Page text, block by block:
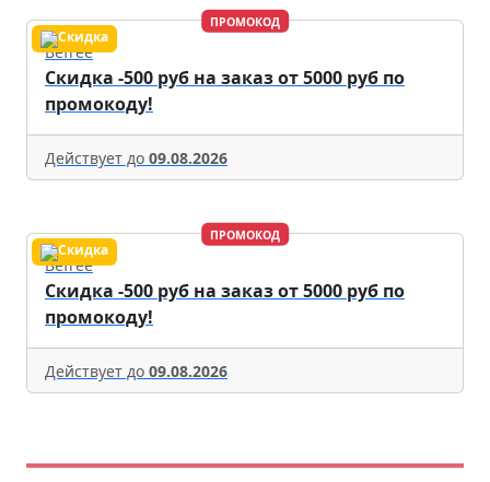
ПРОМОКОД
Befree
Скидка -500 руб на заказ от 5000 руб по
промокоду!
Действует до 09.08.2026
ПРОМОКОД
Befree
Скидка -500 руб на заказ от 5000 руб по
промокоду!
Действует до 09.08.2026